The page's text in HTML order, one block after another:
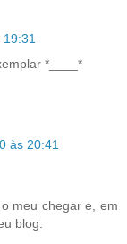
*____*
às 20:41
meu chegar e, em
blog.